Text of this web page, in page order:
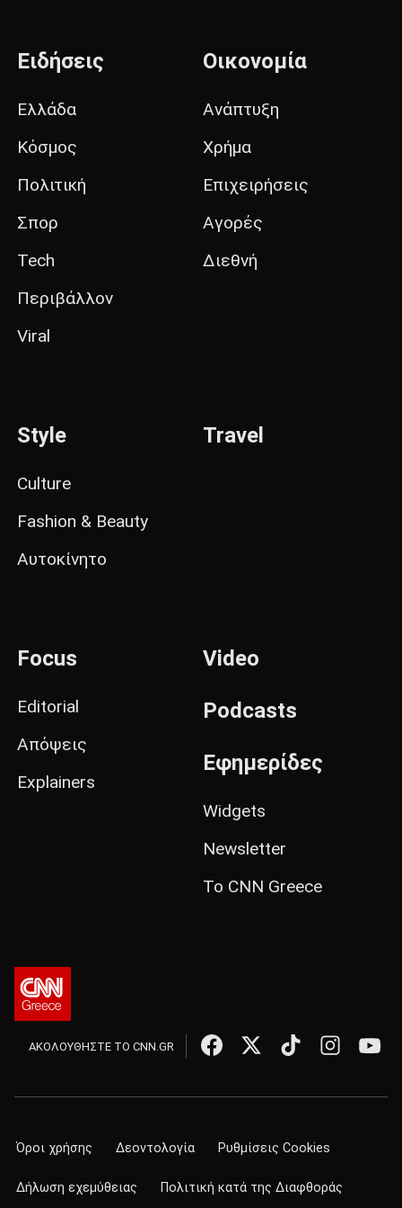
Ειδήσεις
Ελλάδα
Κόσμος
Πολιτική
Σπορ
Tech
Περιβάλλον
Viral
Οικονομία
Ανάπτυξη
Χρήμα
Επιχειρήσεις
Αγορές
Διεθνή
Style
Culture
Fashion & Beauty
Αυτοκίνητο
Travel
Focus
Editorial
Απόψεις
Explainers
Video
Podcasts
Εφημερίδες
Widgets
Newsletter
Το CNN Greece
ΑΚΟΛΟΥΘΗΣΤΕ ΤΟ CNN.GR
Όροι χρήσης Δεοντολογία Ρυθμίσεις Cookies
Δήλωση εχεμύθειας Πολιτική κατά της Διαφθοράς